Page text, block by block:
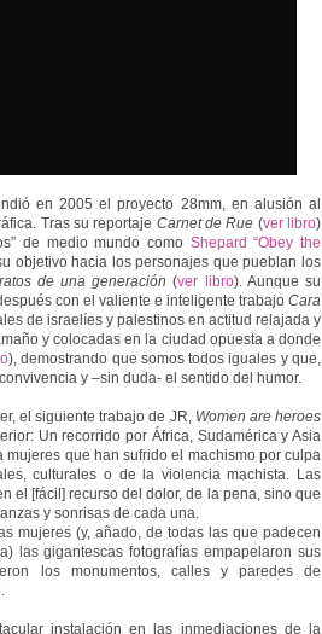
en 2005 el proyecto 28mm, en alusión al
Tras su reportaje Carnet de Rue (ver libro)
de medio mundo como Shepard “Obey the
objetivo hacia los personajes que pueblan los
de una generación (ver libro). Aunque su
con el valiente e inteligente trabajo Cara
de israelíes y palestinos en actitud relajada y
y colocadas en la ciudad opuesta a donde
), demostrando que somos todos iguales y que,
y –sin duda- el sentido del humor.
el siguiente trabajo de JR, Women are heroes
Un recorrido por África, Sudamérica y Asia
mujeres que han sufrido el machismo por culpa
culturales o de la violencia machista. Las
el [fácil] recurso del dolor, de la pena, sino que
y sonrisas de cada una.
mujeres (y, añado, de todas las que padecen
las gigantescas fotografías empapelaron sus
los monumentos, calles y paredes de
instalación en las inmediaciones de la